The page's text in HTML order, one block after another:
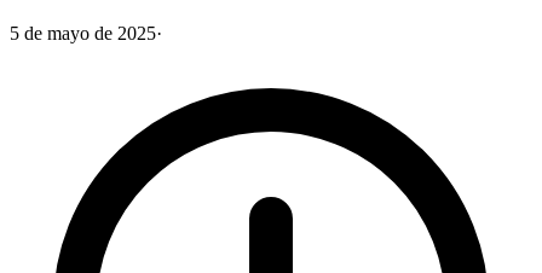
5 de mayo de 2025·